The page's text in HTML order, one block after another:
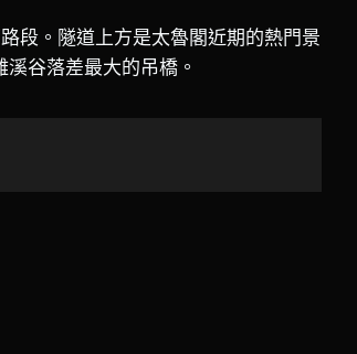
段。隧道上方是太魯閣近期的熱門景
谷落差最大的吊橋。